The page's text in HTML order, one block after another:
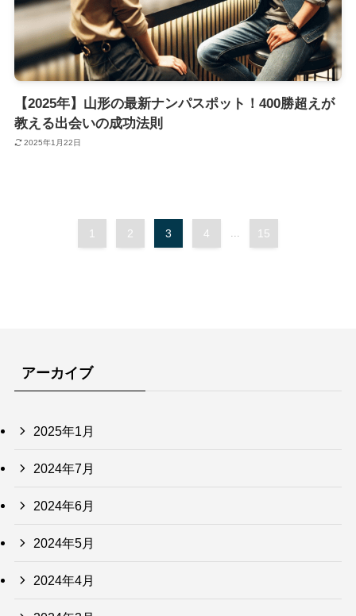
【2025年】山形の最新ナンパスポット！400勝超えが
教える出会いの成功法則
2025年1月22日
1 2 3 4 15
アーカイブ
2025年1月
2024年7月
2024年6月
2024年5月
2024年4月